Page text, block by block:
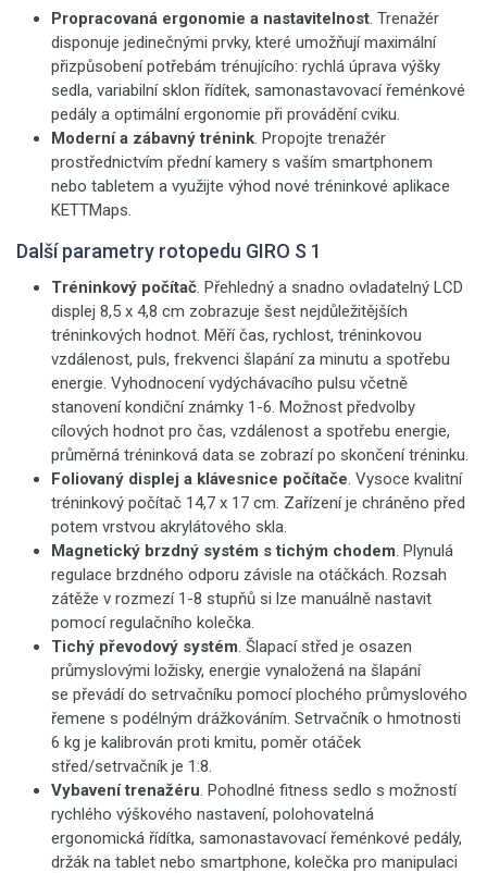
Propracovaná ergonomie a nastavitelnost. Trenažér
disponuje jedinečnými prvky, které umožňují maximální
přizpůsobení potřebám trénujícího: rychlá úprava výšky
sedla, variabilní sklon řídítek, samonastavovací řeménkové
pedály a optimální ergonomie při provádění cviku.
Moderní a zábavný trénink. Propojte trenažér
prostřednictvím přední kamery s vaším smartphonem
nebo tabletem a využijte výhod nové tréninkové aplikace
KETTMaps.
Další parametry rotopedu GIRO S 1
Tréninkový počítač. Přehledný a snadno ovladatelný LCD
displej 8,5 x 4,8 cm zobrazuje šest nejdůležitějších
tréninkových hodnot. Měří čas, rychlost, tréninkovou
vzdálenost, puls, frekvenci šlapání za minutu a spotřebu
energie. Vyhodnocení vydýchávacího pulsu včetně
stanovení kondiční známky 1-6. Možnost předvolby
cílových hodnot pro čas, vzdálenost a spotřebu energie,
průměrná tréninková data se zobrazí po skončení tréninku.
Foliovaný displej a klávesnice počítače. Vysoce kvalitní
tréninkový počítač 14,7 x 17 cm. Zařízení je chráněno před
potem vrstvou akrylátového skla.
Magnetický brzdný systém s tichým chodem. Plynulá
regulace brzdného odporu závisle na otáčkách. Rozsah
zátěže v rozmezí 1-8 stupňů si lze manuálně nastavit
pomocí regulačního kolečka.
Tichý převodový systém. Šlapací střed je osazen
průmyslovými ložisky, energie vynaložená na šlapání
se převádí do setrvačníku pomocí plochého průmyslového
řemene s podélným drážkováním. Setrvačník o hmotnosti
6 kg je kalibrován proti kmitu, poměr otáček
střed/setrvačník je 1:8.
Vybavení trenažéru. Pohodlné fitness sedlo s možností
rychlého výškového nastavení, polohovatelná
ergonomická řídítka, samonastavovací řeménkové pedály,
držák na tablet nebo smartphone, kolečka pro manipulaci